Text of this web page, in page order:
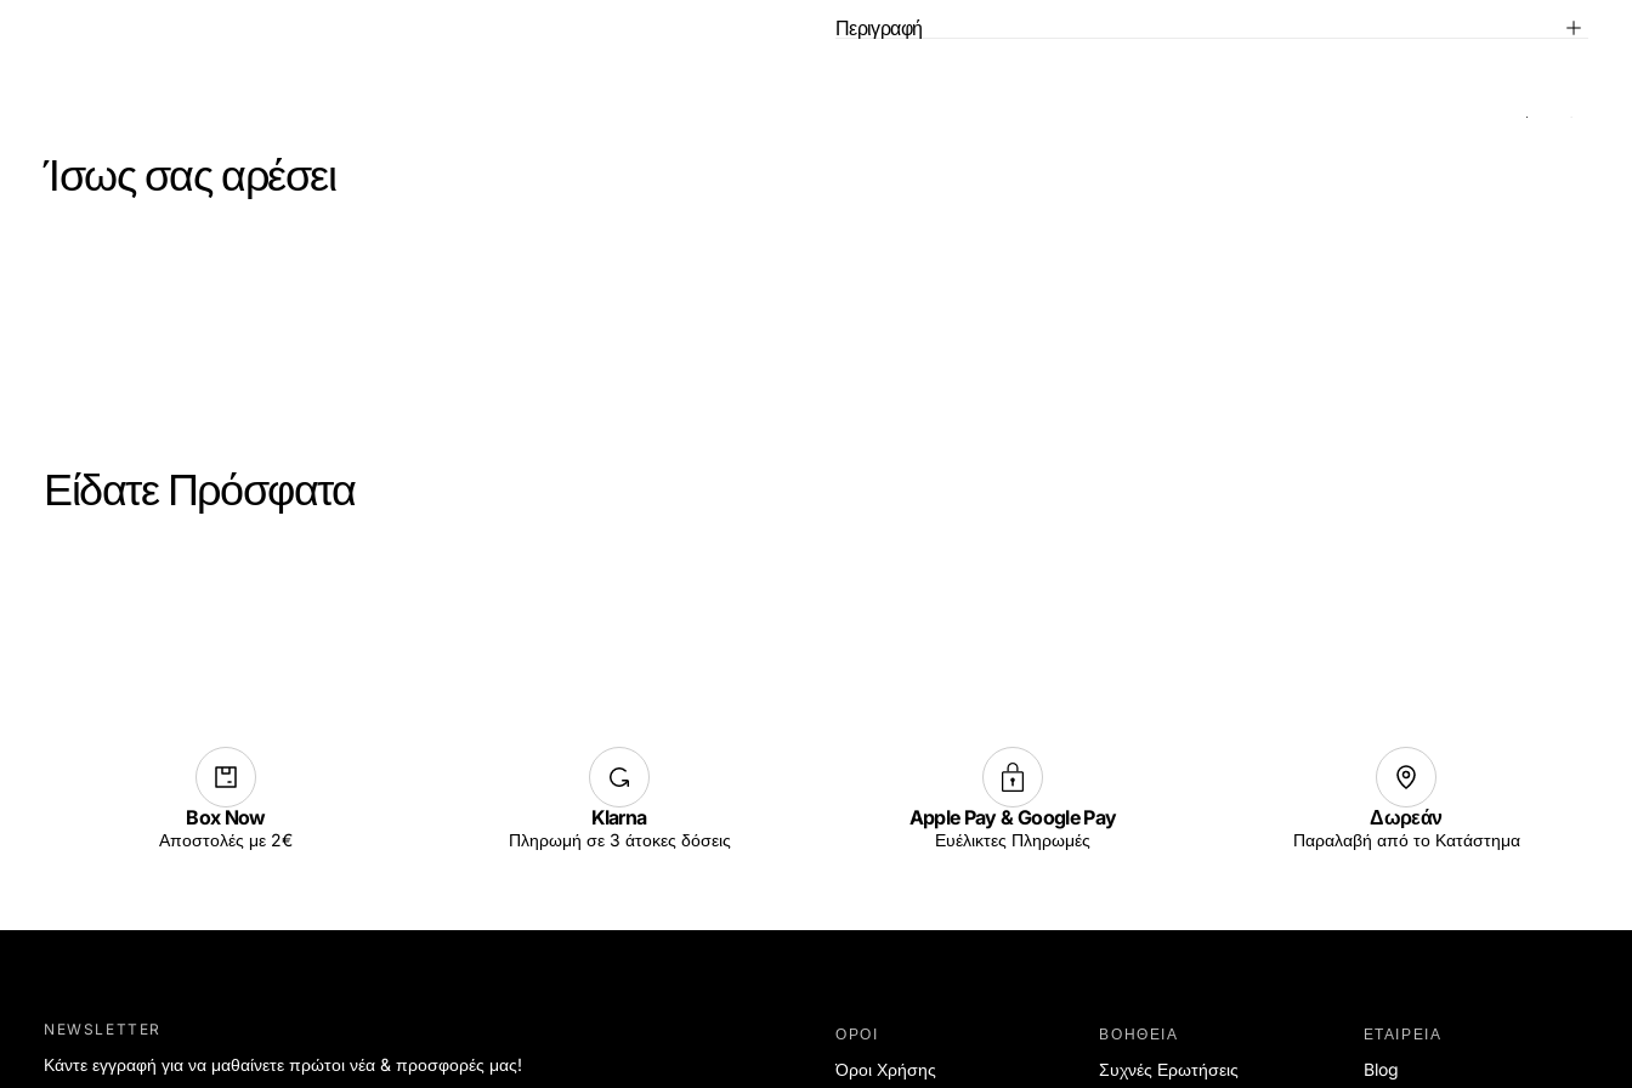
Περιγραφή
Ίσως σας αρέσει
Είδατε Πρόσφατα
Box Now
Αποστολές με 2€
Klarna
Πληρωμή σε 3 άτοκες δόσεις
Apple Pay & Google Pay
Ευέλικτες Πληρωμές
Δωρεάν
Παραλαβή από το Κατάστημα
NEWSLETTER
Κάντε εγγραφή για να μαθαίνετε πρώτοι νέα & προσφορές μας!
ΟΡΟΙ
Όροι Χρήσης
ΒΟΗΘΕΙΑ
Συχνές Ερωτήσεις
ΕΤΑΙΡΕΙΑ
Blog
Το καλάθι σας είναι